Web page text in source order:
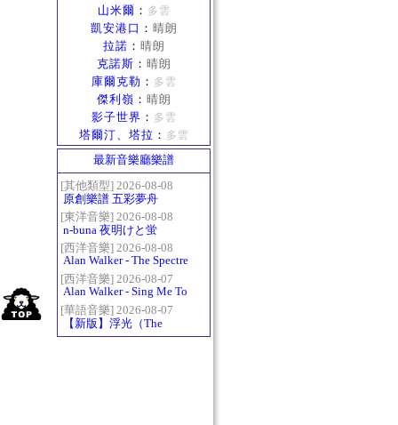
山米爾 ： 多雲
凱安港口 ： 晴朗
拉諾 ： 晴朗
克諾斯 ： 晴朗
庫爾克勒 ： 多雲
傑利嶺 ： 晴朗
影子世界 ： 多雲
塔爾汀、塔拉 ： 多雲
最新音樂廳樂譜
[其他類型] 2026-08-08
原創樂譜 五彩夢舟
[東洋音樂] 2026-08-08
n-buna 夜明けと蛍
[西洋音樂] 2026-08-08
Alan Walker - The Spectre
[西洋音樂] 2026-08-07
Alan Walker - Sing Me To
Sleep
[華語音樂] 2026-08-07
【新版】浮光（The
History）：六和弦